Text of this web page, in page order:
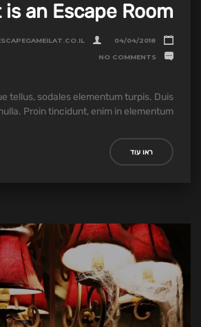
an Escape Room?
04/04/2018
NO COMMENTS
tellus, sodales elementum turpis. Duis
Proin tincidunt, enim in elementum....
ראו עוד